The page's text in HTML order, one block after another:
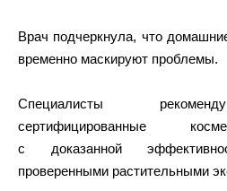
Врач подчеркнула, что
временно маскируют проблемы.
Специалисты
сертифицированные
с доказанной
проверенными растительными